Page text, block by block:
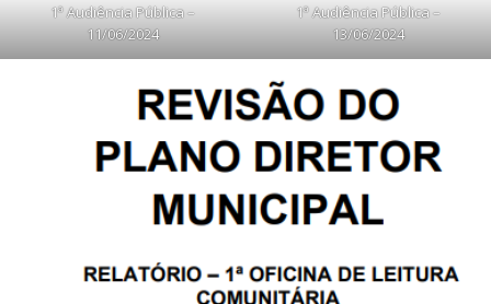
1ª Audiência Pública –
11/06/2024
1ª Audiência Pública –
13/06/2024